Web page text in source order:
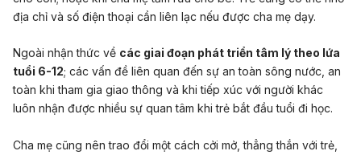
địa chỉ và số điện thoại cần liên lạc nếu được cha mẹ dạy.
Ngoài nhận thức về các giai đoạn phát triển tâm lý theo lứa
tuổi 6-12; các vấn đề liên quan đến sự an toàn sông nước, an
toàn khi tham gia giao thông và khi tiếp xúc với người khác
luôn nhận được nhiều sự quan tâm khi trẻ bắt đầu tuổi đi học.
Cha mẹ cũng nên trao đổi một cách cởi mở, thẳng thắn với trẻ,